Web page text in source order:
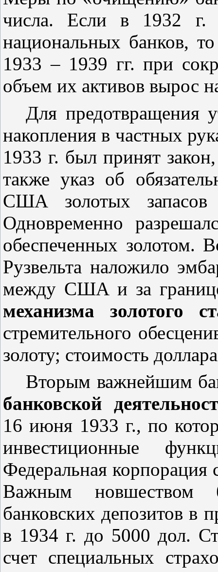
числа. Если в 1932
национальных банков,
1933 – 1939 гг. при
объем их активов вырос
Для предотвращения
накопления в частных
1933 г. был принят
также указ об
США золотых
Одновременно
обеспеченных золотом.
Рузвельта наложило
между США и за
механизма золотого
стремительного
золоту; стоимость
Вторым важнейшим
банковской
16 июня 1933 г., по
инвестиционные
Федеральная
Важным новшеством
банковских депозитов в
в 1934 г. до 5000 дол.
счет специальных